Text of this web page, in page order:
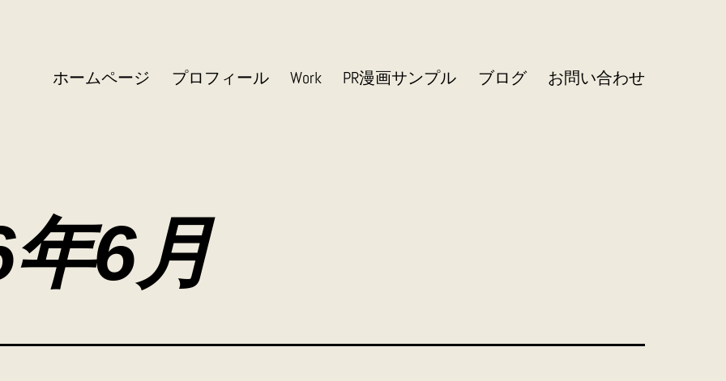
ホームページ プロフィール Work PR漫画サンプル ブログ お問い合わせ
6月